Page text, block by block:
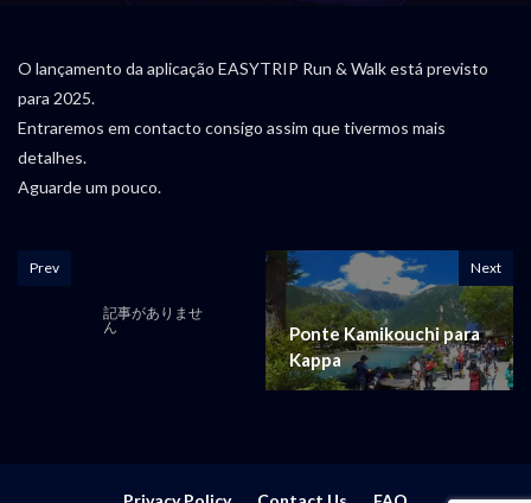
O lançamento da aplicação EASYTRIP Run & Walk está previsto
para 2025.
Entraremos em contacto consigo assim que tivermos mais
detalhes.
Aguarde um pouco.
Prev
記事がありませ
ん
Next
Ponte Kamikouchi para
Kappa